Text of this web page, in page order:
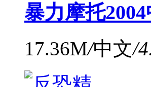
暴力摩托
17.36M/中文/